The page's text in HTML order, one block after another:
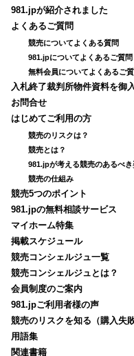
981.jpが紹介されました
よくあるご質問
競売についてよくある質問
981.jpについてよくあるご質問
無料会員についてよくあるご
入札終了裁判所物件資料を御
お問合せ
はじめてご利用の方
競売のリスクは？
競売とは？
981.jpが考える競売のあるべ
競売の仕組み
競売5つのポイント
981.jpの無料相談サービス
マイホーム特集
掲載スケジュール
競売コンシェルジュ一覧
競売コンシェルジュとは？
会員制度のご案内
981.jpご利用者様の声
競売のリスクを知る（購入失敗
用語集
関連書籍